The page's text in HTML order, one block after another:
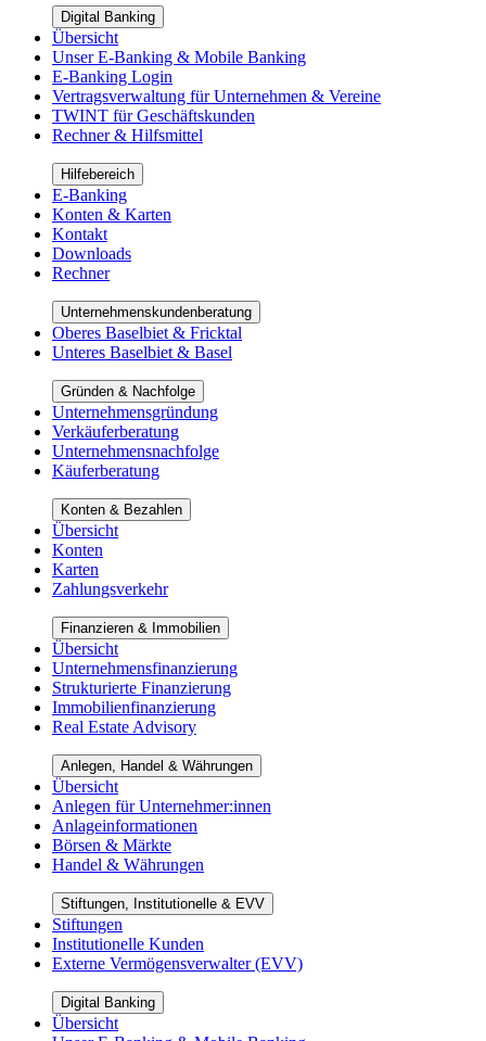
Digital Banking
Übersicht
Unser E-Banking & Mobile Banking
E-Banking Login
Vertragsverwaltung für Unternehmen & Vereine
TWINT für Geschäftskunden
Rechner & Hilfsmittel
Hilfebereich
E-Banking
Konten & Karten
Kontakt
Downloads
Rechner
Unternehmenskundenberatung
Oberes Baselbiet & Fricktal
Unteres Baselbiet & Basel
Gründen & Nachfolge
Unternehmensgründung
Verkäuferberatung
Unternehmensnachfolge
Käuferberatung
Konten & Bezahlen
Übersicht
Konten
Karten
Zahlungsverkehr
Finanzieren & Immobilien
Übersicht
Unternehmensfinanzierung
Strukturierte Finanzierung
Immobilienfinanzierung
Real Estate Advisory
Anlegen, Handel & Währungen
Übersicht
Anlegen für Unternehmer:innen
Anlageinformationen
Börsen & Märkte
Handel & Währungen
Stiftungen, Institutionelle & EVV
Stiftungen
Institutionelle Kunden
Externe Vermögensverwalter (EVV)
Digital Banking
Übersicht